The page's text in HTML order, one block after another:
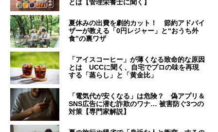
とは【管理栄養士に聞く】
夏休みの出費を劇的カット！ 節約アドバイ
ザーが教える「0円レジャー」と“おうち外
食”の裏ワザ
「アイスコーヒー」が薄くなる致命的な原因
とは UCCに聞く、自宅でプロの味を再現
する「蒸らし」と「黄金比」
「電気代が安くなる」は危険？ 偽アプリ＆
SNS広告に潜む詐欺のワナ… 被害防ぐ3つの
対策【専門家解説】